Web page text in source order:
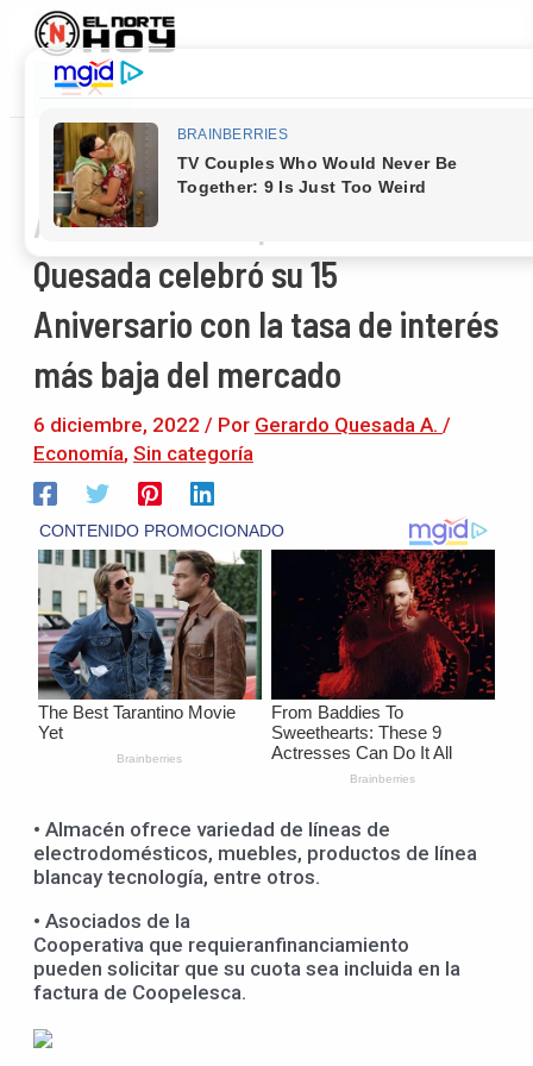
contenido
Main
Menu
Almacén de Coopelesca, Ciudad
Quesada celebró su 15
Aniversario con la tasa de interés
más baja del mercado
6 diciembre, 2022 / Por Gerardo Quesada A. /
Economía, Sin categoría
• Almacén ofrece variedad de líneas de
electrodomésticos, muebles, productos de línea
blancay tecnología, entre otros.
• Asociados de la
Cooperativa que requieranfinanciamiento
pueden solicitar que su cuota sea incluida en la
factura de Coopelesca.
Navegación
entradas